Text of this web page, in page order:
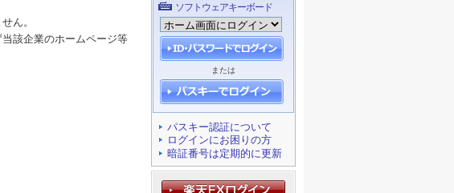
ん。
該企業のホームページ等
ソフトウェアキーボード
または
パスキー認証について
ログインにお困りの方
暗証番号は定期的に更新